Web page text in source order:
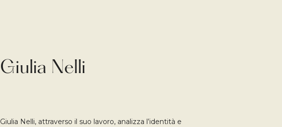
Giulia Nelli
Giulia Nelli, attraverso il suo lavoro, analizza l’identità e